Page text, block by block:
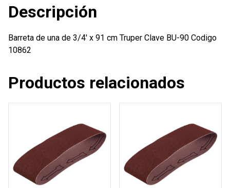
Descripción
Barreta de una de 3/4′ x 91 cm Truper Clave BU-90 Codigo
10862
Productos relacionados